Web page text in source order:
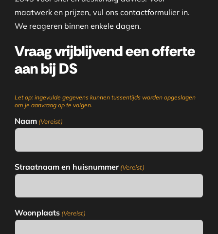
maatwerk en prijzen, vul ons contactformulier in.
We reageren binnen enkele dagen.
Vraag vrijblijvend een offerte
aan bij DS
Let op: ingevulde gegevens kunnen tussentijds worden opgeslagen
om je aanvraag op te volgen.
Naam (Vereist)
Straatnaam en huisnummer (Vereist)
Woonplaats (Vereist)